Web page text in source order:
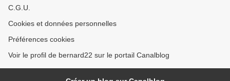
C.G.U.
Cookies et données personnelles
Préférences cookies
Voir le profil de bernard22 sur le portail Canalblog